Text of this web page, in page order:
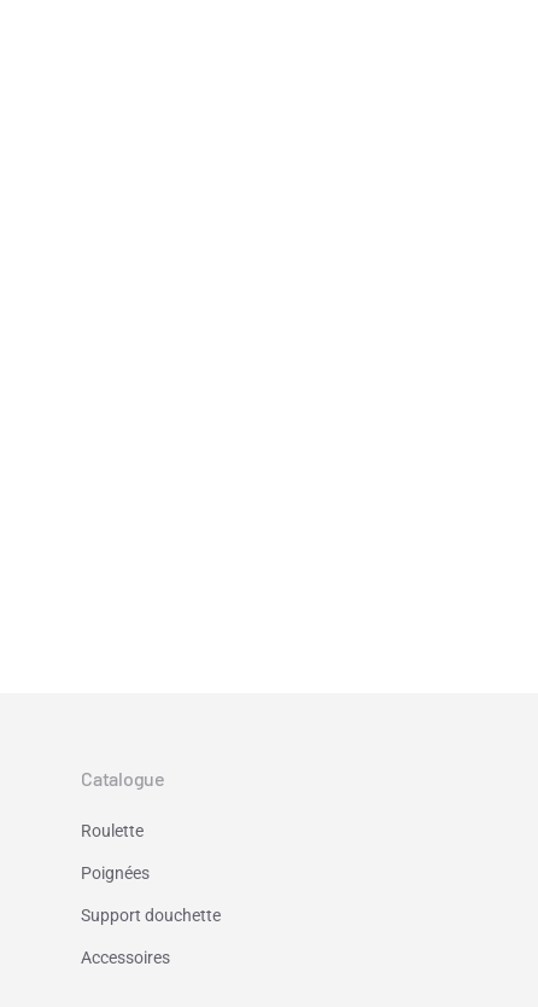
Catalogue
Roulette
Poignées
Support douchette
Accessoires